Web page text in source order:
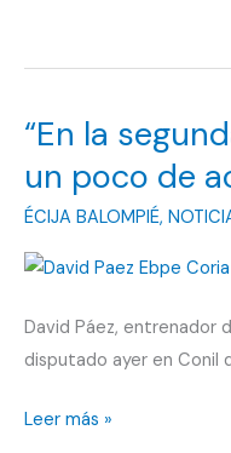
“En la
un poco de
ÉCIJA BALOMPIÉ,
David Páez, entrenador
disputado ayer en Conil
“En
Leer más »